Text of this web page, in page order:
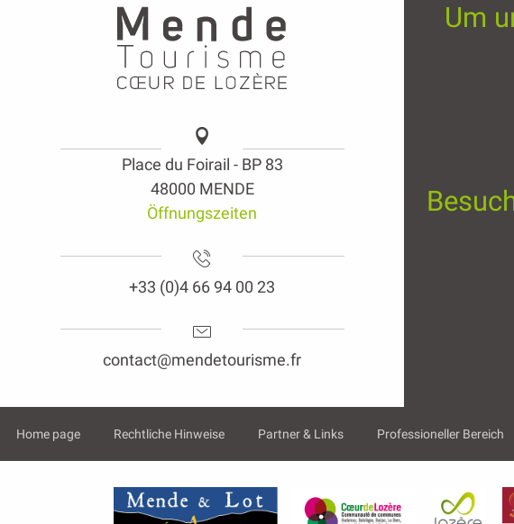
Place du Foirail - BP 83
48000 MENDE
Öffnungszeiten
+33 (0)4 66 94 00 23
contact@mendetourisme.fr
Um
Home page Rechtliche Hinweise Partner & Links Professioneller Bereich